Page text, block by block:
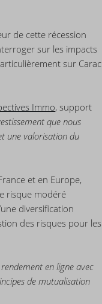
de cette récession
sur les impacts
sur Carac
Immo, support
que nous
une valorisation du
et en Europe,
risque modéré
diversification
des risques pour les
en ligne avec
de mutualisation